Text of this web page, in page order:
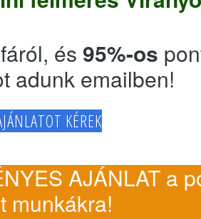
és 95%-os
adunk emailben!
KÉREK
AJÁNLAT a
munkákra!